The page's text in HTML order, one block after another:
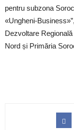
pentru subzona
«Ungheni-
Dezvoltare
Nord și Primăria